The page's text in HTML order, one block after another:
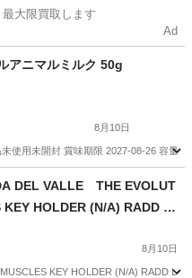
大限買取します
Ad
アニマルミルク 50g
8月10日
使用未開封 賞味期限 2027-08-26 容量
DEL VALLE THE EVOLUT
KEY HOLDER (N/A) RADD L
ルダー ストラップ
8月10日
KEY HOLDER (N/A) RADD